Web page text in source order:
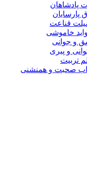
پادشاهان
پارسایان
قناعت
خاموشى
و جوانى
و پیرى
تربیت
صحبت و همنشنى